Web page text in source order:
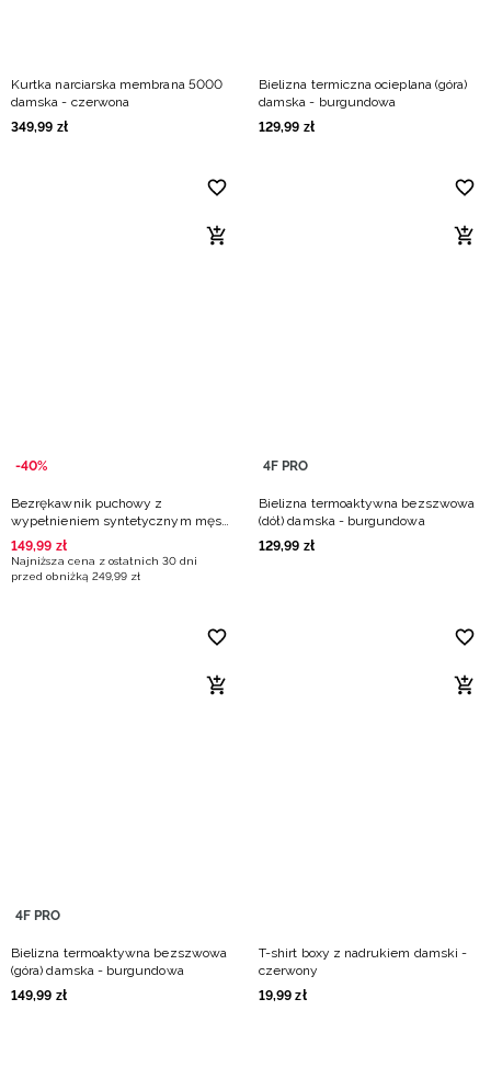
Kurtka narciarska membrana 5000
damska - czerwona
349,99 zł
Bielizna termiczna ocieplana (góra)
damska - burgundowa
129,99 zł
-40%
Bezrękawnik puchowy z
wypełnieniem syntetycznym męski
- czerwony
149,99 zł
Najniższa cena z ostatnich 30 dni
przed obniżką 249,99 zł
4F PRO
Bielizna termoaktywna bezszwowa
(dół) damska - burgundowa
129,99 zł
4F PRO
Bielizna termoaktywna bezszwowa
(góra) damska - burgundowa
149,99 zł
T-shirt boxy z nadrukiem damski -
czerwony
19,99 zł